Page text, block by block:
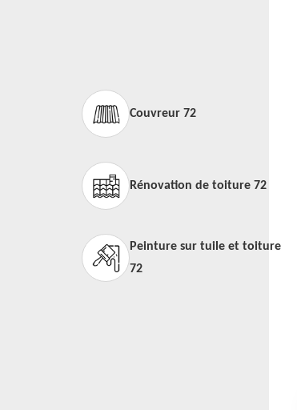
Couvreur 72
Rénovation de toiture 72
Peinture sur tuile et toiture
72